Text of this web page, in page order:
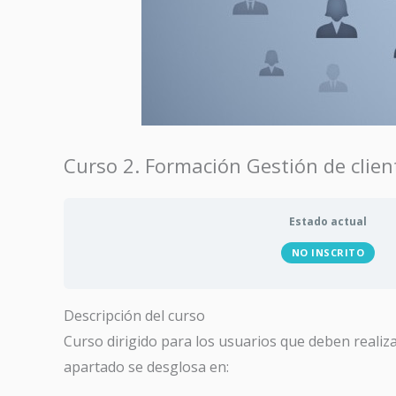
Curso 2. Formación Gestión de
Estado actual
NO INSCRITO
Descripción del curso
Curso dirigido para los usuarios que deben
apartado se desglosa en: